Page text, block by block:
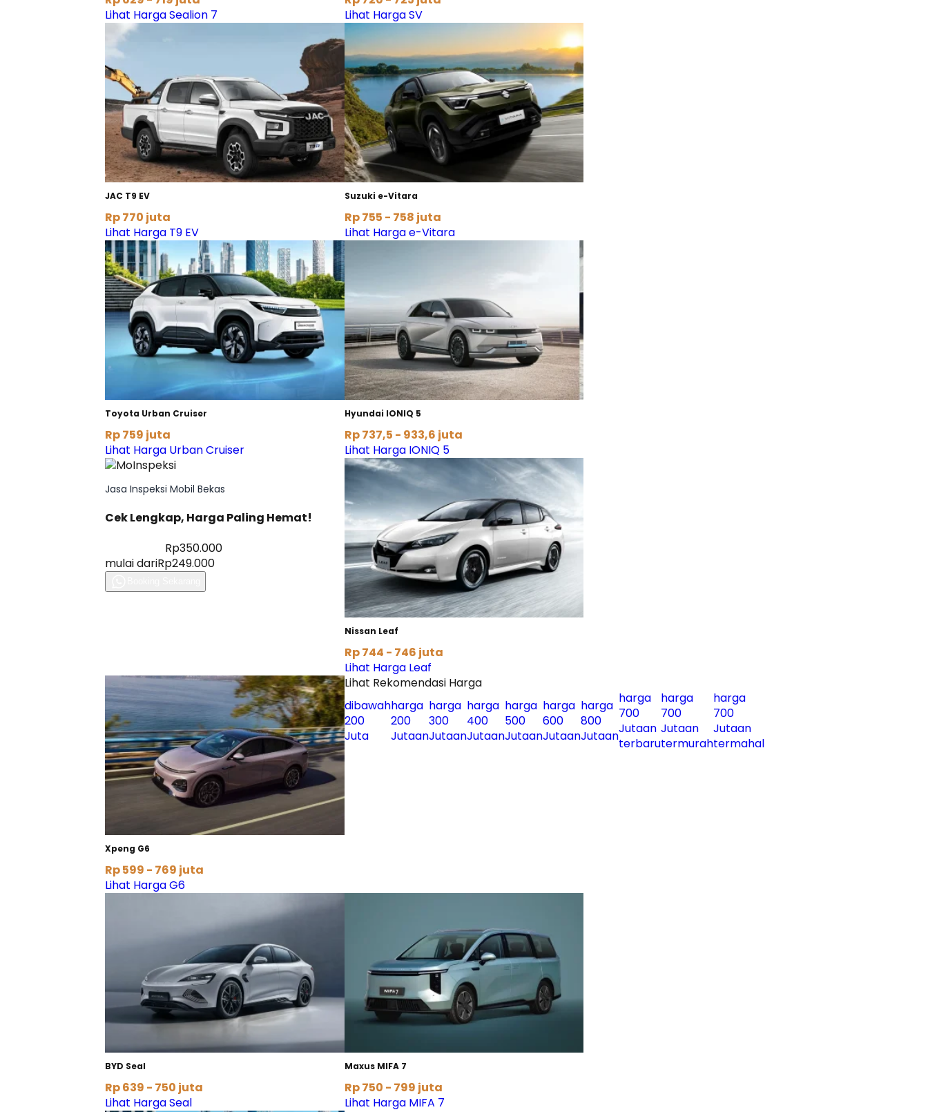
Lihat Harga Sealion 7
Lihat Harga SV
JAC T9 EV
Rp 770 juta
Lihat Harga T9 EV
Suzuki e-Vitara
Rp 755 - 758 juta
Lihat Harga e-Vitara
Toyota Urban Cruiser
Rp 759 juta
Lihat Harga Urban Cruiser
Hyundai IONIQ 5
Rp 737,5 - 933,6 juta
Lihat Harga IONIQ 5
Jasa Inspeksi Mobil Bekas
Cek Lengkap, Harga Paling Hemat!
Rp350.000
mulai dariRp249.000
Nissan Leaf
Rp 744 - 746 juta
Lihat Harga Leaf
Xpeng G6
Rp 599 - 769 juta
Lihat Harga G6
Lihat Rekomendasi Harga
dibawah
200
Juta
harga
200
Jutaan
harga
300
Jutaan
harga
400
Jutaan
harga
500
Jutaan
harga
600
Jutaan
harga
800
Jutaan
harga
700
Jutaan
terbaru
harga
700
Jutaan
termurah
harga
700
Jutaan
termahal
BYD Seal
Rp 639 - 750 juta
Lihat Harga Seal
Maxus MIFA 7
Rp 750 - 799 juta
Lihat Harga MIFA 7